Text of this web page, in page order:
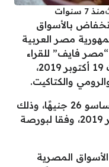
منذ 7 سنوات
بالأسواق
مصر العربية
فايف” للقراء
متوسط أسعار الفراخ اليوم السبت 19 أكتوبر 2019،
والكتاكيت.
في البداية بلغ سعر كيلو الدجاج الساسو 26 جنيهًا، وذلك
وفقا لأسعار اليوم السبت 19 أكتوبر 2019، وفقا لبورصة
المصرية